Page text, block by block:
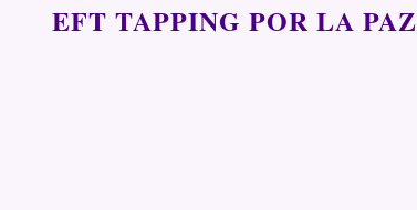
EFT TAPPING POR LA PAZ